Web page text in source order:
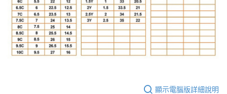
顯示電腦版詳細說明